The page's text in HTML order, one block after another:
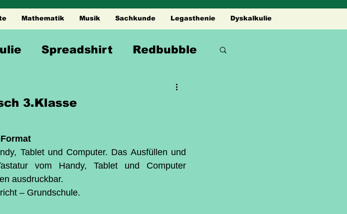
Mathematik Musik Sachkunde Legasthenie Dyskalkulie
Spreadshirt Redbubble
3.Klasse
Tablet und Computer. Das Ausfüllen und
vom Handy, Tablet und Computer
ausdruckbar.
– Grundschule.